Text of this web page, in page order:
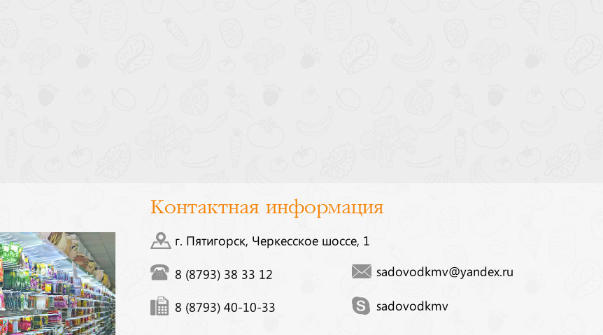
Контактная информация
г. Пятигорск, Черкесское шоссе, 1
8 (8793) 38 33 12
8 (8793) 40-10-33
sadovodkmv@yandex.ru
sadovodkmv